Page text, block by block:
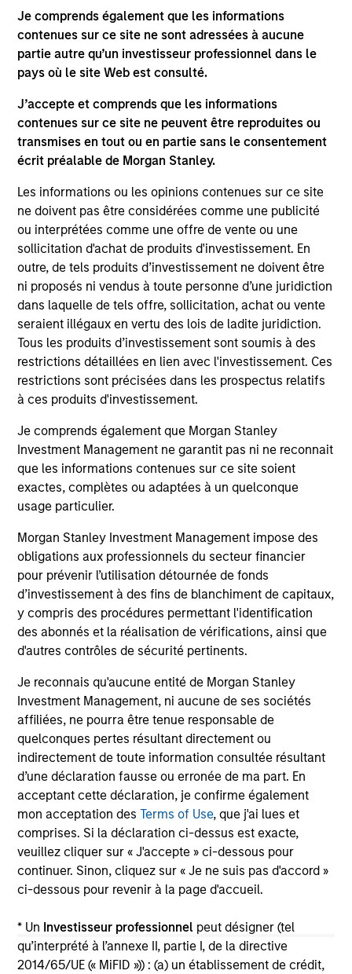
Je comprends également que les informations
contenues sur ce site ne sont adressées à aucune
partie autre qu’un investisseur professionnel dans le
pays où le site Web est consulté.
J’accepte et comprends que les informations
contenues sur ce site ne peuvent être reproduites ou
transmises en tout ou en partie sans le consentement
écrit préalable de Morgan Stanley.
Les informations ou les opinions contenues sur ce site
ne doivent pas être considérées comme une publicité
ou interprétées comme une offre de vente ou une
sollicitation d'achat de produits d'investissement. En
outre, de tels produits d’investissement ne doivent être
ni proposés ni vendus à toute personne d’une juridiction
dans laquelle de tels offre, sollicitation, achat ou vente
seraient illégaux en vertu des lois de ladite juridiction.
Tous les produits d’investissement sont soumis à des
restrictions détaillées en lien avec l'investissement. Ces
restrictions sont précisées dans les prospectus relatifs
à ces produits d'investissement.
Je comprends également que Morgan Stanley
Investment Management ne garantit pas ni ne reconnait
que les informations contenues sur ce site soient
exactes, complètes ou adaptées à un quelconque
usage particulier.
Morgan Stanley Investment Management impose des
obligations aux professionnels du secteur financier
pour prévenir l’utilisation détournée de fonds
d’investissement à des fins de blanchiment de capitaux,
y compris des procédures permettant l'identification
des abonnés et la réalisation de vérifications, ainsi que
d'autres contrôles de sécurité pertinents.
Je reconnais qu'aucune entité de Morgan Stanley
Investment Management, ni aucune de ses sociétés
affiliées, ne pourra être tenue responsable de
quelconques pertes résultant directement ou
indirectement de toute information consultée résultant
d’une déclaration fausse ou erronée de ma part. En
acceptant cette déclaration, je confirme également
mon acceptation desTerms of Use, que j'ai lues et
comprises. Si la déclaration ci-dessus est exacte,
veuillez cliquer sur « J'accepte » ci-dessous pour
continuer. Sinon, cliquez sur « Je ne suis pas d'accord »
ci-dessous pour revenir à la page d'accueil.
* Un Investisseur professionnel peut désigner (tel
qu’interprété à l’annexe II, partie I, de la directive
2014/65/UE (« MiFID »)) : (a) un établissement de crédit,
Operations for the Carlyle Credit platform. Prior to
joining The Carlyle Group L.P., Ms. Mizrachi worked
in the hedge fund industry as the Chief Financial
Officer of Carlyle Blue Wave Management L.P. and
L.P., each a multi-strategy hedge fund. Ms. Mizrachi
started her career at Goldstein Golub & Kessler LLP
as an auditor in their financial services group. Ms.
Mizrachi received her Bachelor of Science in
York at Albany.
Team Insights
ARTICLE
Private Credit Market Monitor - Q2
Timely insights on the private credit landscape,
exploring the trends, market developments,
and investment considerations shaping the
asset class.
04-AUG-2026
May not represent all Team Members.
The information on this page is for informational
purposes only. The information contained herein does
not constitute and should not be construed as an
offering of advisory services or an offer to sell or a
jurisdiction in which such offer or solicitation,
purchase or sale would be unlawful under the
securities, insurance or other laws of such jurisdiction.